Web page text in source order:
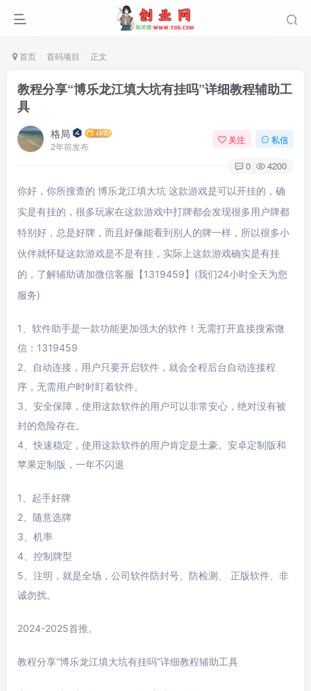
首页 首码项目 正文
教程分享“博乐龙江填大坑有挂吗”详细教程辅助工
具
格局
2年前发布
关注 私信
0 4200
你好，你所搜查的 博乐龙江填大坑 这款游戏是可以开挂的，确
实是有挂的，很多玩家在这款游戏中打牌都会发现很多用户牌都
特别好，总是好牌，而且好像能看到别人的牌一样，所以很多小
伙伴就怀疑这款游戏是不是有挂，实际上这款游戏确实是有挂
的，了解辅助请加微信客服【1319459】(我们24小时全天为您
服务)
1、软件助手是一款功能更加强大的软件！无需打开直接搜索微
信：1319459
2、自动连接，用户只要开启软件，就会全程后台自动连接程
序，无需用户时时盯着软件。
3、安全保障，使用这款软件的用户可以非常安心，绝对没有被
封的危险存在。
4、快速稳定，使用这款软件的用户肯定是土豪。安卓定制版和
苹果定制版，一年不闪退
1、起手好牌
2、随意选牌
3、机率
4、控制牌型
5、注明，就是全场，公司软件防封号、防检测、 正版软件、非
诚勿扰。
2024-2025首推。
教程分享“博乐龙江填大坑有挂吗”详细教程辅助工具